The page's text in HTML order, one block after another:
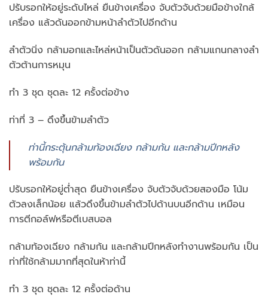
ปรับรอกให้อยู่ระดับไหล่ ยืนข้างเครื่อง จับตัวจับด้วยมือข้างใกล้
เครื่อง แล้วดันออกข้ามหน้าลำตัวไปอีกด้าน
ลำตัวนิ่ง กล้ามอกและไหล่หน้าเป็นตัวดันออก กล้ามแกนกลางลำ
ตัวต้านการหมุน
ทำ 3 ชุด ชุดละ 12 ครั้งต่อข้าง
ท่าที่ 3 – ดึงขึ้นข้ามลำตัว
ท่านี้กระตุ้นกล้ามท้องเฉียง กล้ามก้น และกล้ามปีกหลัง
พร้อมกัน
ปรับรอกให้อยู่ต่ำสุด ยืนข้างเครื่อง จับตัวจับด้วยสองมือ โน้ม
ตัวลงเล็กน้อย แล้วดึงขึ้นข้ามลำตัวไปด้านบนอีกด้าน เหมือน
การตีกอล์ฟหรือตีเบสบอล
กล้ามท้องเฉียง กล้ามก้น และกล้ามปีกหลังทำงานพร้อมกัน เป็น
ท่าที่ใช้กล้ามมากที่สุดในห้าท่านี้
ทำ 3 ชุด ชุดละ 12 ครั้งต่อด้าน